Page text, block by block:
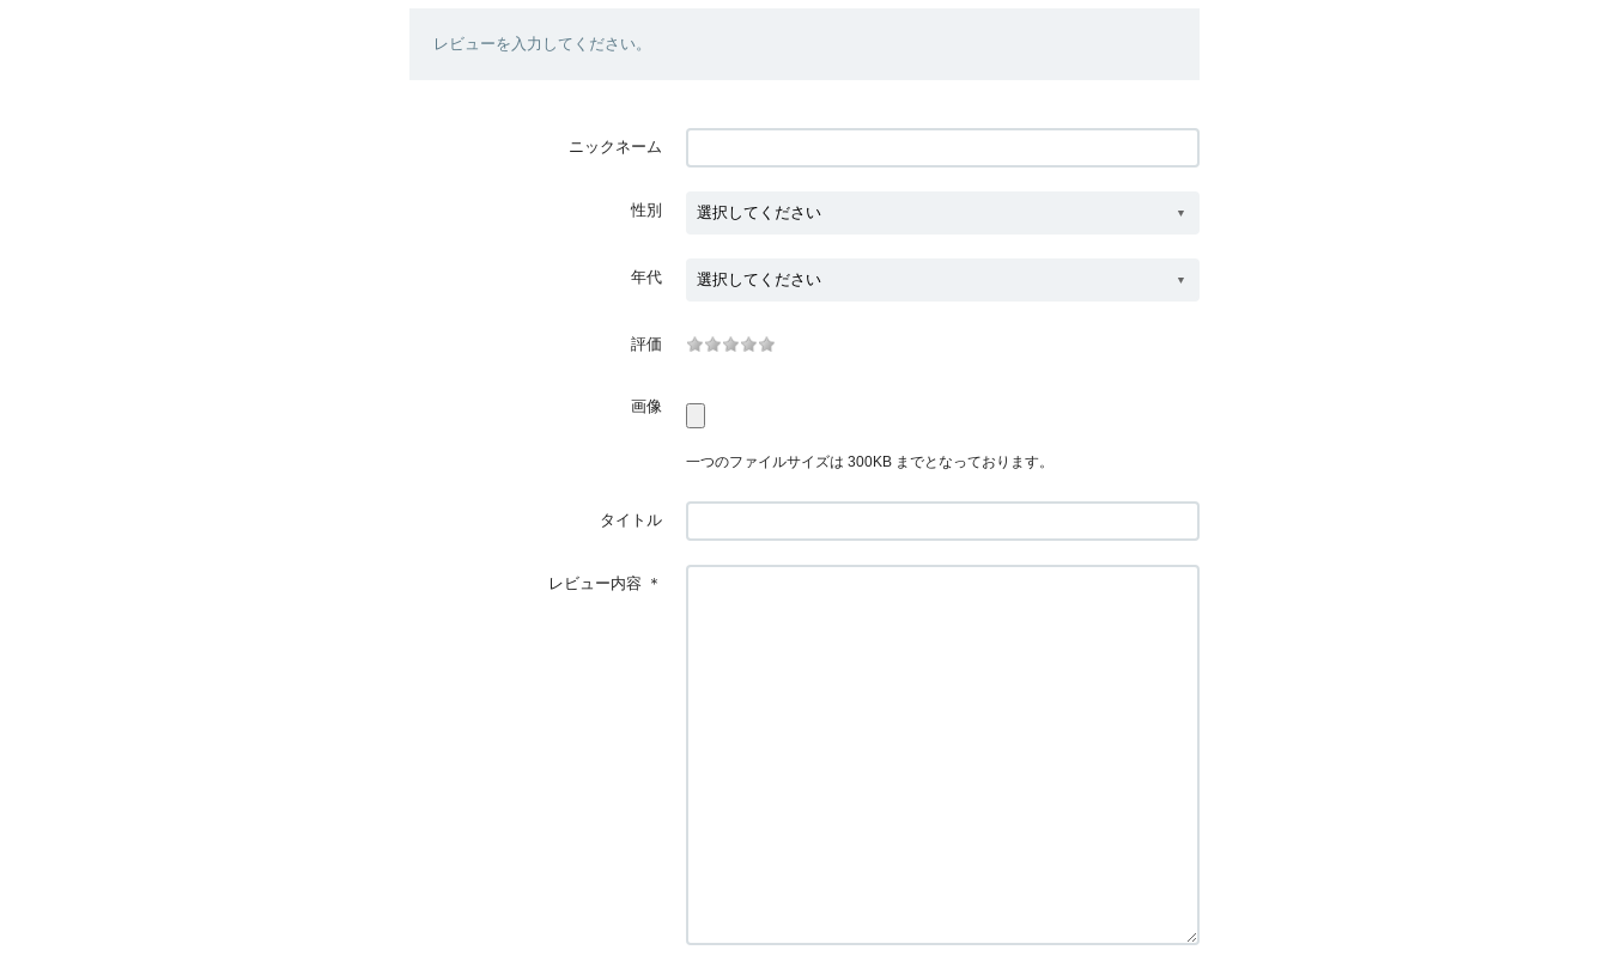
レビューを入力してください。
ニックネーム
性別
年代
評価
画像
一つのファイルサイズは 300KB までとなっております。
タイトル
レビュー内容 ＊